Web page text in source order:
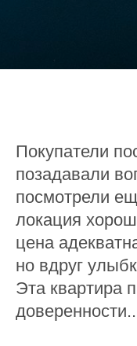
Покупатели
позадавали
посмотрели
локация
цена
но вдруг
Эта квартира